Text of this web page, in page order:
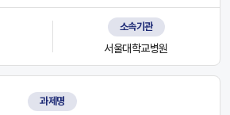
소속기관
서울대학교병원
과제명